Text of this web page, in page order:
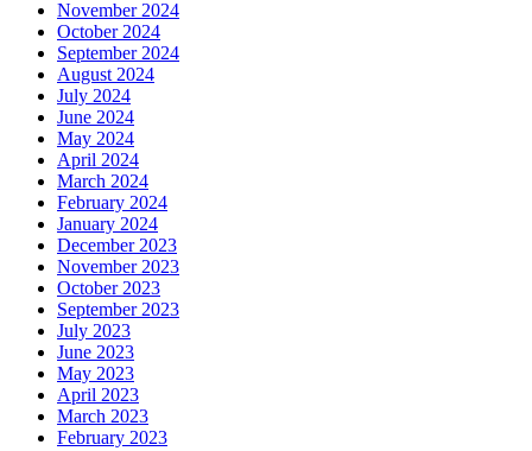
November 2024
October 2024
September 2024
August 2024
July 2024
June 2024
May 2024
April 2024
March 2024
February 2024
January 2024
December 2023
November 2023
October 2023
September 2023
July 2023
June 2023
May 2023
April 2023
March 2023
February 2023